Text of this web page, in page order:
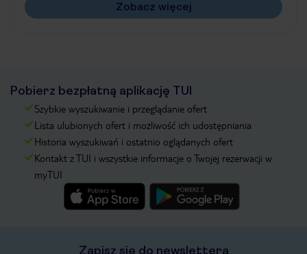
Zobacz więcej
Pobierz bezpłatną aplikację TUI
Szybkie wyszukiwanie i przeglądanie ofert
Lista ulubionych ofert i możliwość ich udostępniania
Historia wyszukiwań i ostatnio oglądanych ofert
Kontakt z TUI i wszystkie informacje o Twojej rezerwacji w
myTUI
Zapisz się do newslettera